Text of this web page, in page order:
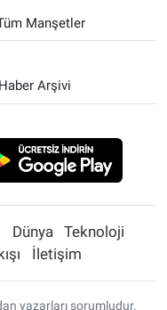
Manşetler
Haber Arşivi
Dünya
Teknoloji
İletişim
yazarları sorumludur.